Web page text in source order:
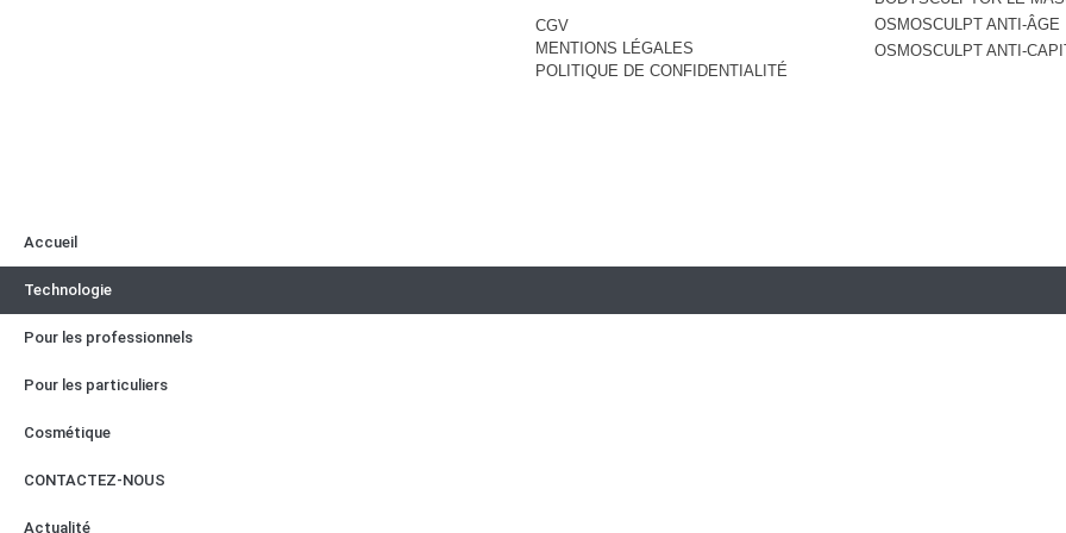
CGV
MENTIONS LÉGALES
POLITIQUE DE CONFIDENTIALITÉ
OSMOSCULPT ANTI-ÂGE
OSMOSCULPT ANTI-
Accueil
Technologie
Pour les professionnels
Pour les particuliers
Cosmétique
CONTACTEZ-NOUS
Actualité